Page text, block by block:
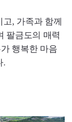
고, 가족과 함께
팔금도의 매력
행복한 마음
.